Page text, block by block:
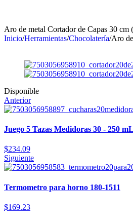
Aro de metal Cortador de Capas 30 cm
Inicio/Herramientas/Chocolatería/Aro
Disponible
Anterior
Juego 5 Tazas Medidoras 30 - 250
$234.09
Siguiente
Termometro para horno 180-1511
$169.23